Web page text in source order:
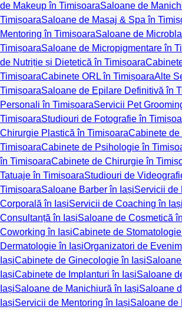
de Makeup în TimișoaraSaloane de
TimișoaraSaloane de Masaj & Spa în
Mentoring în TimișoaraSaloane de
TimișoaraSaloane de Micropigmentare în
de Nutriție și Dietetică în Timișoara
TimișoaraCabinete ORL în TimișoaraAlte
TimișoaraSaloane de Epilare Definitivă în
Personali în TimișoaraServicii Pet
TimișoaraStudiouri de Fotografie în
Chirurgie Plastică în TimișoaraCabinete
TimișoaraCabinete de Psihologie în
în TimișoaraCabinete de Chirurgie în
Tatuaje în TimișoaraStudiouri de
TimișoaraSaloane Barber în IașiServicii de
Corporală în IașiServicii de Coaching în Iași
Consultanță în IașiSaloane de Cosmetică
Coworking în IașiCabinete de
Dermatologie în IașiOrganizatori de
IașiCabinete de Ginecologie în Iași
IașiCabinete de Implanturi în IașiSaloane
IașiSaloane de Manichiură în IașiSaloane
IașiServicii de Mentoring în IașiSaloane de